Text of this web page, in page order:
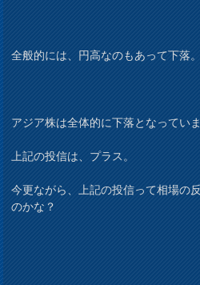
全般的には、円高なのもあって下落
アジア株は全体的に下落となってい
上記の投信は、プラス。
今更ながら、上記の投信って相場の
のかな？